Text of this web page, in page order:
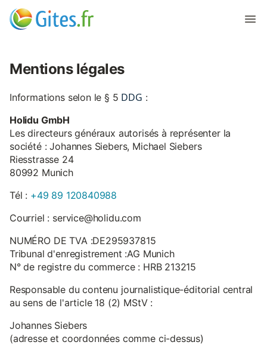
Mentions légales
Informations selon le § 5 DDG :
Holidu GmbH
Les directeurs généraux autorisés à représenter la
société : Johannes Siebers, Michael Siebers
Riesstrasse 24
80992 Munich
Tél : +49 89 120840988
Courriel : service@holidu.com
NUMÉRO DE TVA :DE295937815
Tribunal d'enregistrement :AG Munich
N° de registre du commerce : HRB 213215
Responsable du contenu journalistique-éditorial central
au sens de l'article 18 (2) MStV :
Johannes Siebers
(adresse et coordonnées comme ci-dessus)